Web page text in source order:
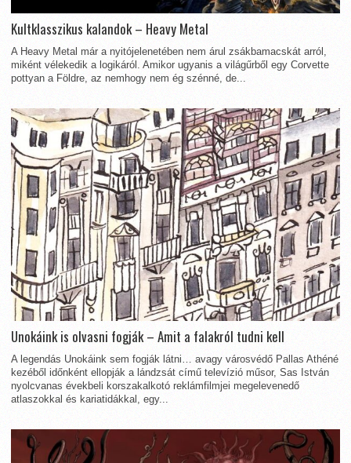
Kultklasszikus kalandok – Heavy Metal
A Heavy Metal már a nyitójelenetében nem árul zsákbamacskát arról,
miként vélekedik a logikáról. Amikor ugyanis a világűrből egy Corvette
pottyan a Földre, az nemhogy nem ég szénné, de...
Unokáink is olvasni fogják – Amit a falakról tudni kell
A legendás Unokáink sem fogják látni… avagy városvédő Pallas Athéné
kezéből időnként ellopják a lándzsát című televízió műsor, Sas István
nyolcvanas évekbeli korszakalkotó reklámfilmjei megelevenedő
atlaszokkal és kariatidákkal, egy...